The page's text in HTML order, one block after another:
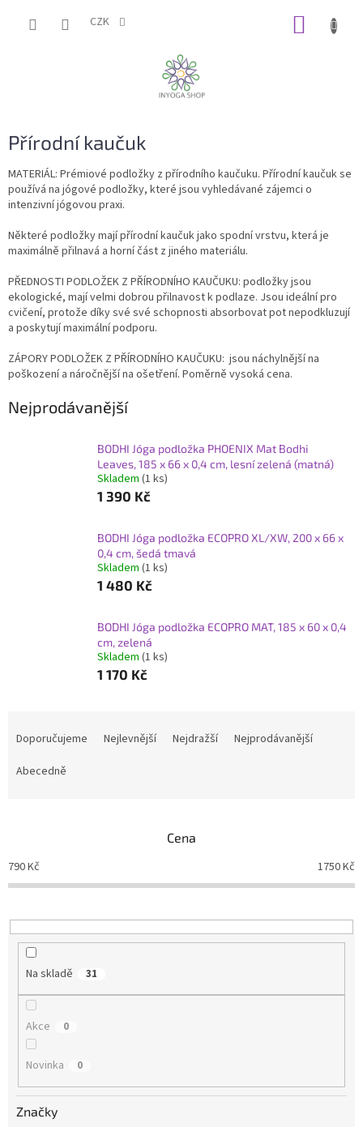
CZK
Přírodní kaučuk
MATERIÁL: Prémiové podložky z přírodního kaučuku. Přírodní kaučuk se
používá na jógové podložky, které jsou vyhledávané zájemci o
intenzivní jógovou praxi.
Některé podložky mají přírodní kaučuk jako spodní vrstvu, která je
maximálně přilnavá a horní část z jiného materiálu.
PŘEDNOSTI PODLOŽEK Z PŘÍRODNÍHO KAUČUKU: podložky jsou
ekologické, mají velmi dobrou přilnavost k podlaze. Jsou ideální pro
cvičení, protože díky své své schopnosti absorbovat pot nepodkluzují
a poskytují maximální podporu.
ZÁPORY PODLOŽEK Z PŘÍRODNÍHO KAUČUKU: jsou náchylnější na
poškození a náročnější na ošetření. Poměrně vysoká cena.
Nejprodávanější
BODHI Jóga podložka PHOENIX Mat Bodhi
Leaves, 185 x 66 x 0,4 cm, lesní zelená (matná)
Skladem (1 ks)
1 390 Kč
BODHI Jóga podložka ECOPRO XL/XW, 200 x 66 x
0,4 cm, šedá tmavá
Skladem (1 ks)
1 480 Kč
BODHI Jóga podložka ECOPRO MAT, 185 x 60 x 0,4
cm, zelená
Skladem (1 ks)
1 170 Kč
o
d
k
t
Doporučujeme Nejlevnější Nejdražší
Nejprodávanější
Abecedně
Cena
790Kč 1750Kč
Na skladě 31
Akce 0
Novinka 0
Značky